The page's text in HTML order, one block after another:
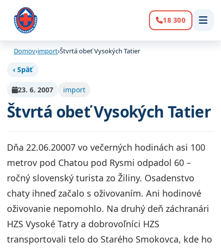
Volanie:
18 300
Domov›import›Štvrtá obeť Vysokých Tatier
‹ Späť
23. 6. 2007 import
Štvrtá obeť Vysokých Tatier
Dňa 22.06.20007 vo večerných hodinách asi 100
metrov pod Chatou pod Rysmi odpadol 60 –
ročný slovenský turista zo Žiliny. Osadenstvo
chaty ihneď začalo s oživovaním. Ani hodinové
oživovanie nepomohlo. Na druhý deň záchranári
HZS Vysoké Tatry a dobrovoľníci HZS
transportovali telo do Starého Smokovca, kde ho